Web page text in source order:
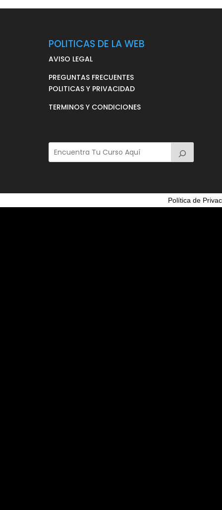
POLITICAS DE LA WEB
AVISO LEGAL
PREGUNTAS FRECUENTES
POLITICAS Y PRIVACIDAD
TERMINOS Y CONDICIONES
Política de